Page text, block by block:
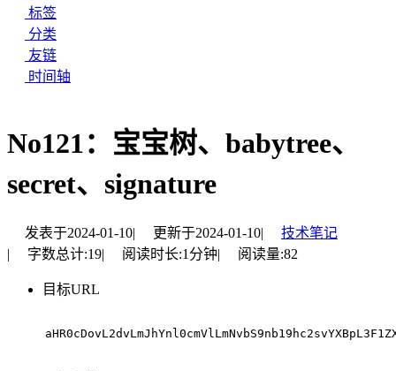
标签
分类
友链
时间轴
No121：宝宝树、babytree、
secret、signature
发表于2024-01-10| 更新于2024-01-10|
技术笔记
|
字数总计:19| 阅读时长:1分钟| 阅读量:82
目标URL